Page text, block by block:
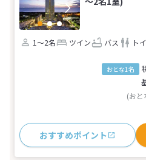
1～2名 ツイン バス ト
おとな1名
(お
おすすめポイント